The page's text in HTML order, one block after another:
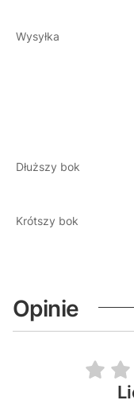
Wysyłka
Dłuższy bok
Krótszy bok
Opinie